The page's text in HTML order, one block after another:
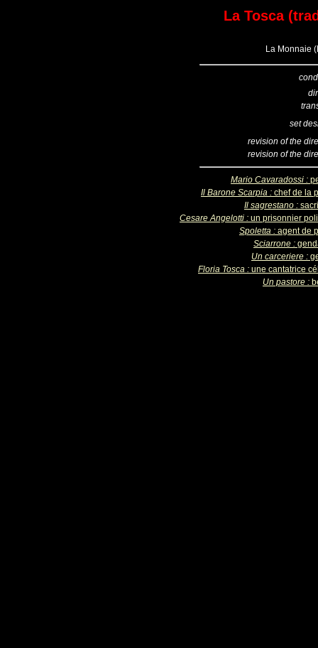
La Tosca
La Monnaie
set
revision of the
revision of the
Mario Cavaradossi :
Il Barone Scarpia : chef de la
Il sagrestano :
Cesare Angelotti : un prisonnier
Spoletta : agent de
Sciarrone :
Un carceriere :
Floria Tosca : une cantatrice
Un pastore :